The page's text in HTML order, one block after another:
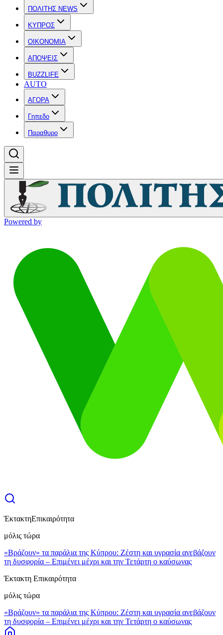
ΠΟΛΙΤΗΣ NEWS
ΚΥΠΡΟΣ
OIKONOMIA
ΑΠΟΨΕΙΣ
BUZZLIFE
AUTO
ΑΓΟΡΑ
Γηπεδο
Παραθυρο
Powered by
ΈκτακτηΕπικαιρότητα
μόλις τώρα
«Βράζουν» τα παράλια της Κύπρου: Ζέστη και υγρασία ανεβάζουν
τη δυσφορία – Επιμένει μέχρι και την Τετάρτη ο καύσωνας
Έκτακτη Επικαιρότητα
μόλις τώρα
«Βράζουν» τα παράλια της Κύπρου: Ζέστη και υγρασία ανεβάζουν
τη δυσφορία – Επιμένει μέχρι και την Τετάρτη ο καύσωνας